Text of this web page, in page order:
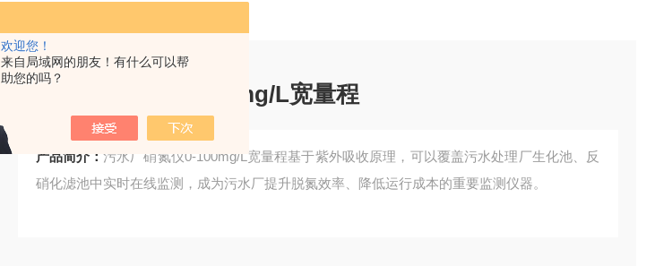
欢迎您！
来自局域网的朋友！有什么可以帮
助您的吗？
污水厂硝氮仪0-100mg/L宽量程
产品简介：污水厂硝氮仪0-100mg/L宽量程基于​​紫外吸收原理​​，可以覆盖污水处理厂生化池、反
硝化滤池中实时在线监测，成为污水厂提升脱氮效率、降低运行成本的重要监测仪器。